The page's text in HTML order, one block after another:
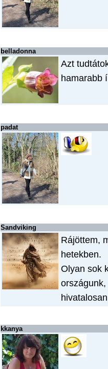
belladonna
Azt
hamarabb
padat
Sandviking
Rájöttem,
hetekben.
Olyan sok
kkanya